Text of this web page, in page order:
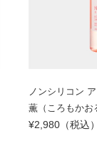
ノンシリコン
薫（ころもかお
¥2,980（税込）